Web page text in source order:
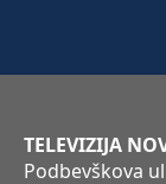
TELEVIZIJA
Podbevškova